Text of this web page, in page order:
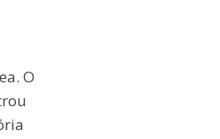
O